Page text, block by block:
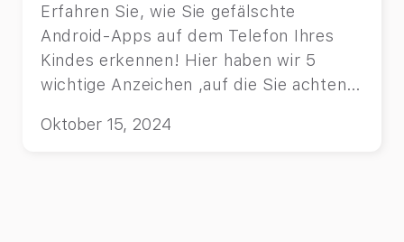
Erfahren Sie, wie Sie gefälschte
Android-Apps auf dem Telefon Ihres
Kindes erkennen! Hier haben wir 5
wichtige Anzeichen ,auf die Sie achten
Oktober 15, 2024